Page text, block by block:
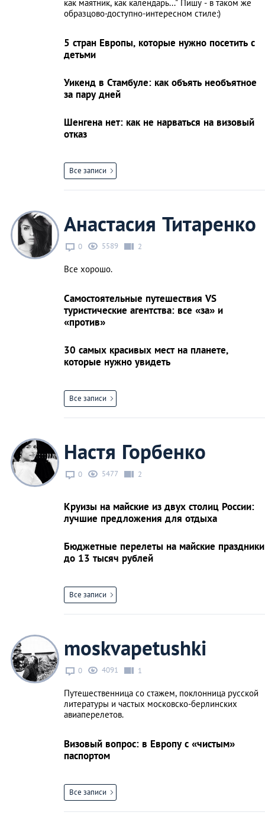
как маятник, как календарь..." Пишу - в таком же
образцово-доступно-интересном стиле:)
5 стран Европы, которые нужно посетить с
детьми
Уикенд в Стамбуле: как объять необъятное
за пару дней
Шенгена нет: как не нарваться на визовый
отказ
Все записи
Анастасия Титаренко
0 5589 2
Все хорошо.
Самостоятельные путешествия VS
туристические агентства: все «за» и
«против»
30 самых красивых мест на планете,
которые нужно увидеть
Все записи
Настя Горбенко
0 5477 2
Круизы на майские из двух столиц России:
лучшие предложения для отдыха
Бюджетные перелеты на майские праздники
до 13 тысяч рублей
Все записи
moskvapetushki
0 4091 1
Путешественница со стажем, поклонница русской
литературы и частых московско-берлинских
авиаперелетов.
Визовый вопрос: в Европу с «чистым»
паспортом
Все записи